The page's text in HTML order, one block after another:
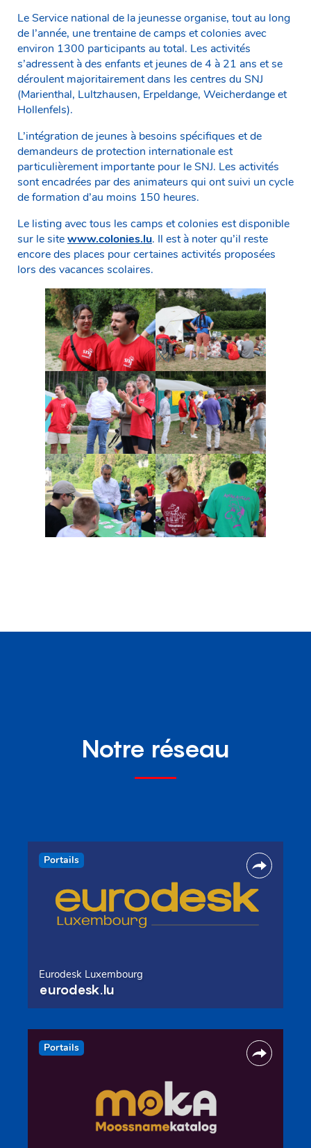
Le Service national de la jeunesse organise, tout au long
de l’année, une trentaine de camps et colonies avec
environ 1300 participants au total. Les activités
s’adressent à des enfants et jeunes de 4 à 21 ans et se
déroulent majoritairement dans les centres du SNJ
(Marienthal, Lultzhausen, Erpeldange, Weicherdange et
Hollenfels).
L’intégration de jeunes à besoins spécifiques et de
demandeurs de protection internationale est
particulièrement importante pour le SNJ. Les activités
sont encadrées par des animateurs qui ont suivi un cycle
de formation d’au moins 150 heures.
Le listing avec tous les camps et colonies est disponible
sur le sitewww.colonies.lu. Il est à noter qu’il reste
encore des places pour certaines activités proposées
lors des vacances scolaires.
Notre réseau
Portails
Eurodesk Luxembourg
eurodesk.lu
Portails